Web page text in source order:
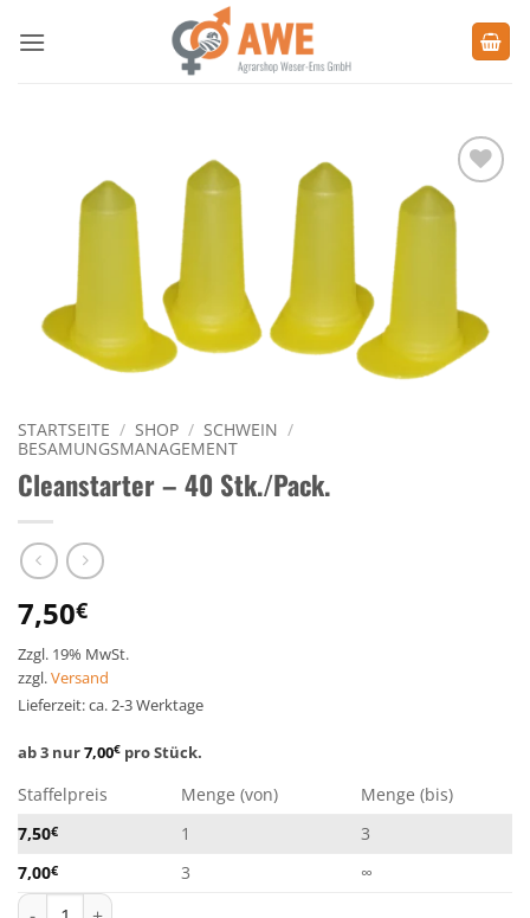
Inhalt
Zu den
Favoriten
STARTSEITE / SHOP / SCHWEIN /
BESAMUNGSMANAGEMENT
Cleanstarter – 40 Stk./Pack.
7,50€
Zzgl. 19% MwSt.
zzgl.Versand
Lieferzeit: ca. 2-3 Werktage
ab 3 nur7,00€ pro Stück.
Staffelpreis Menge (von)
Menge (bis)
7,50€ 1
3
7,00€ 3
∞
Cleanstarter - 40 Stk./Pack. Menge